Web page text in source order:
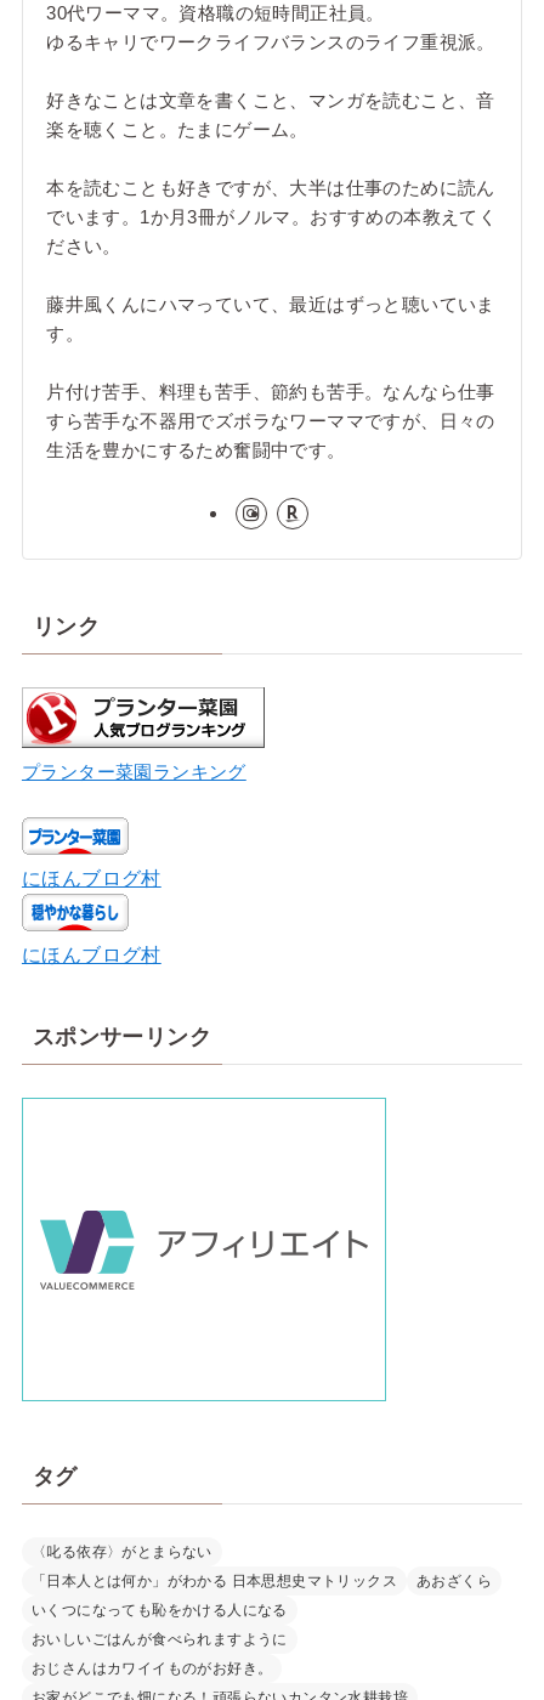
30代ワーママ。資格職の短時間正社員。
ゆるキャリでワークライフバランスのライフ重視派。
好きなことは文章を書くこと、マンガを読むこと、音
楽を聴くこと。たまにゲーム。
本を読むことも好きですが、大半は仕事のために読ん
でいます。1か月3冊がノルマ。おすすめの本教えてく
ださい。
藤井風くんにハマっていて、最近はずっと聴いていま
す。
片付け苦手、料理も苦手、節約も苦手。なんなら仕事
すら苦手な不器用でズボラなワーママですが、日々の
生活を豊かにするため奮闘中です。
リンク
プランター菜園ランキング
にほんブログ村
にほんブログ村
スポンサーリンク
タグ
〈叱る依存〉がとまらない
「日本人とは何か」がわかる 日本思想史マトリックス
あおざくら
いくつになっても恥をかける人になる
おいしいごはんが食べられますように
おじさんはカワイイものがお好き。